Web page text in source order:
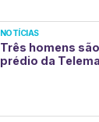
NOTÍCIAS
Três homens
prédio da